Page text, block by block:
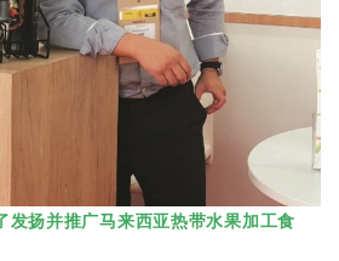
发扬并推广马来西亚热带水果加工食